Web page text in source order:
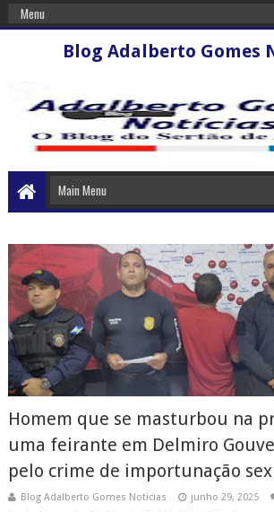
Blog Adalberto Gomes
Homem que se masturbou na
uma feirante em Delmiro
pelo crime de importunação
Blog Adalberto Gomes Noticias junho 29, 2025